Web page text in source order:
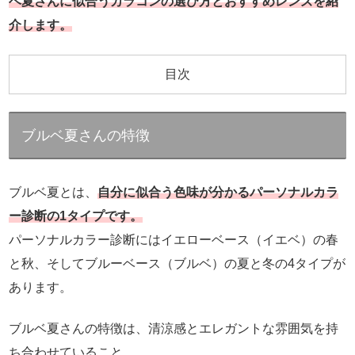
介します。
目次
ブルベ夏さんの特徴
ブルベ夏とは、 自分に似合う色味が分かるパーソナルカラ
ー診断の1タイプです。
パーソナルカラー診断にはイエローベース（イエベ）の春
と秋、そしてブルーベース（ブルベ）の夏と冬の4タイプが
あります。
ブルベ夏さんの特徴は、清涼感とエレガントな雰囲気を持